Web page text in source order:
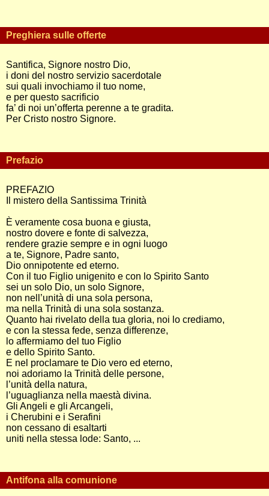
Preghiera sulle offerte
Santifica, Signore nostro Dio,
i doni del nostro servizio sacerdotale
sui quali invochiamo il tuo nome,
e per questo sacrificio
fa’ di noi un’offerta perenne a te gradita.
Per Cristo nostro Signore.
Prefazio
PREFAZIO
Il mistero della Santissima Trinità
È veramente cosa buona e giusta,
nostro dovere e fonte di salvezza,
rendere grazie sempre e in ogni luogo
a te, Signore, Padre santo,
Dio onnipotente ed eterno.
Con il tuo Figlio unigenito e con lo Spirito Santo
sei un solo Dio, un solo Signore,
non nell’unità di una sola persona,
ma nella Trinità di una sola sostanza.
Quanto hai rivelato della tua gloria, noi lo crediamo,
e con la stessa fede, senza differenze,
lo affermiamo del tuo Figlio
e dello Spirito Santo.
E nel proclamare te Dio vero ed eterno,
noi adoriamo la Trinità delle persone,
l’unità della natura,
l’uguaglianza nella maestà divina.
Gli Angeli e gli Arcangeli,
i Cherubini e i Serafini
non cessano di esaltarti
uniti nella stessa lode: Santo, ...
Antifona alla comunione